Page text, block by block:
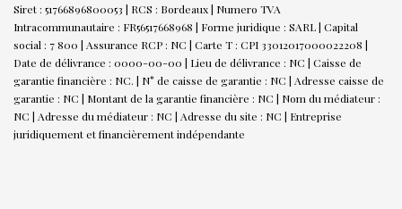
Siret : 51766896800053 | RCS : Bordeaux | Numero TVA
Intracommunautaire : FR56517668968 | Forme juridique : SARL | Capital
social : 7 800 | Assurance RCP : NC | Carte T : CPI 33012017000022208 |
Date de délivrance : 0000-00-00 | Lieu de délivrance : NC | Caisse de
garantie financière : NC. | N° de caisse de garantie : NC | Adresse caisse de
garantie : NC | Montant de la garantie financière : NC | Nom du médiateur :
NC | Adresse du médiateur : NC | Adresse du site : NC | Entreprise
juridiquement et financièrement indépendante